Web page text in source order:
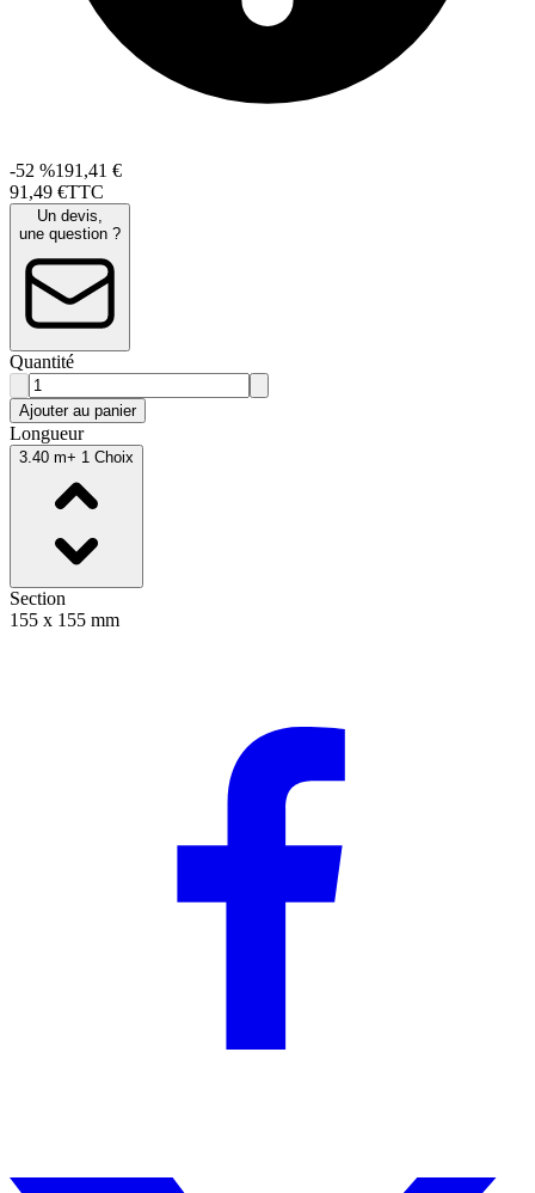
-52 %191,41 €
91 ,49 €TTC
Un devis,
une question ?
Quantité
Ajouter au panier
Longueur
3.40 m+ 1 Choix
Section
155 x 155 mm